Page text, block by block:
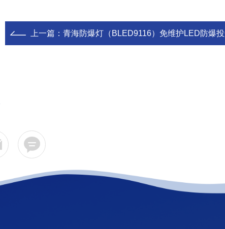
上一篇： 青海防爆灯（BLED9116）免维护LED防爆投光灯，户外投